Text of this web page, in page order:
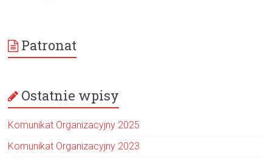
Patronat
Ostatnie wpisy
Komunikat Organizacyjny 2025
Komunikat Organizacyjny 2023